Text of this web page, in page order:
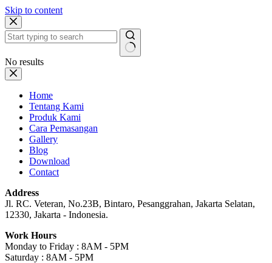
Skip to content
No results
Home
Tentang Kami
Produk Kami
Cara Pemasangan
Gallery
Blog
Download
Contact
Address
Jl. RC. Veteran, No.23B, Bintaro, Pesanggrahan, Jakarta Selatan,
12330, Jakarta - Indonesia.
Work Hours
Monday to Friday : 8AM - 5PM
Saturday : 8AM - 5PM